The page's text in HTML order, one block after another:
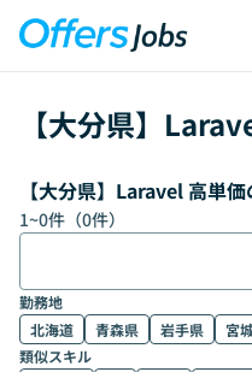
【大分県】
【大分県】Laravel 高単
1~0件（0件）
勤務地
北海道
青森県 岩手県 宮
類似スキル